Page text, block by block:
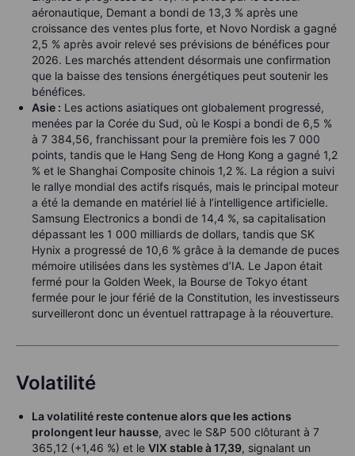
aéronautique, Demant a bondi de 13,3 % après une
croissance des ventes plus forte, et Novo Nordisk a gagné
2,5 % après avoir relevé ses prévisions de bénéfices pour
2026. Les marchés attendent désormais une confirmation
que la baisse des tensions énergétiques peut soutenir les
bénéfices.
Asie : Les actions asiatiques ont globalement progressé,
menées par la Corée du Sud, où le Kospi a bondi de 6,5 %
à 7 384,56, franchissant pour la première fois les 7 000
points, tandis que le Hang Seng de Hong Kong a gagné 1,2
% et le Shanghai Composite chinois 1,2 %. La région a suivi
le rallye mondial des actifs risqués, mais le principal moteur
a été la demande en matériel lié à l’intelligence artificielle.
Samsung Electronics a bondi de 14,4 %, sa capitalisation
dépassant les 1 000 milliards de dollars, tandis que SK
Hynix a progressé de 10,6 % grâce à la demande de puces
mémoire utilisées dans les systèmes d’IA. Le Japon était
fermé pour la Golden Week, la Bourse de Tokyo étant
fermée pour le jour férié de la Constitution, les investisseurs
surveilleront donc un éventuel rattrapage à la réouverture.
Volatilité
La volatilité reste contenue alors que les actions
prolongent leur hausse, avec le S&P 500 clôturant à 7
365,12 (+1,46 %) et le VIX stable à 17,39, signalant un